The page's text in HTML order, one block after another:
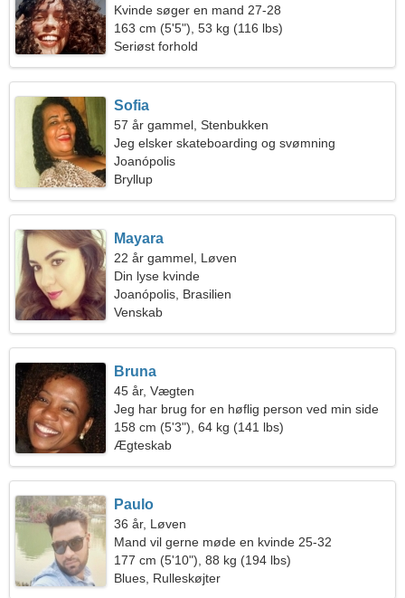
Kvinde søger en mand 27-28
163 cm (5'5"), 53 kg (116 lbs)
Seriøst forhold
Sofia
57 år gammel, Stenbukken
Jeg elsker skateboarding og svømning
Joanópolis
Bryllup
Mayara
22 år gammel, Løven
Din lyse kvinde
Joanópolis, Brasilien
Venskab
Bruna
45 år, Vægten
Jeg har brug for en høflig person ved min side
158 cm (5'3"), 64 kg (141 lbs)
Ægteskab
Paulo
36 år, Løven
Mand vil gerne møde en kvinde 25-32
177 cm (5'10"), 88 kg (194 lbs)
Blues, Rulleskøjter